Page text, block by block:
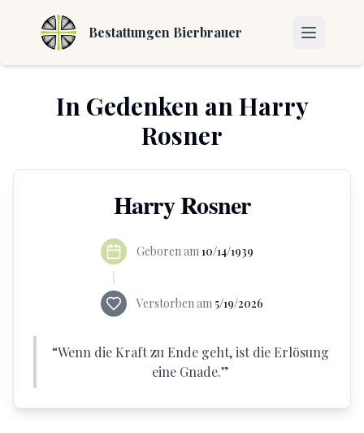
Bestattungen Bierbrauer
In Gedenken anHarry
Rosner
Harry Rosner
Geboren am10/14/1939
Verstorben am 5/19/2026
“Wenn die Kraft zu Ende geht, ist die Erlösung
eine Gnade.”